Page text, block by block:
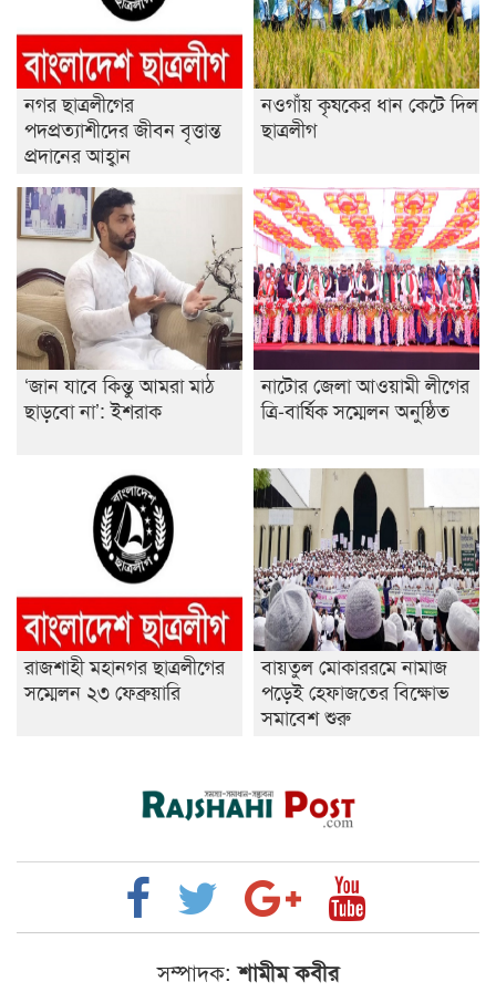
নগর ছাত্রলীগের
পদপ্রত্যাশীদের জীবন বৃত্তান্ত
প্রদানের আহ্বান
নওগাঁয় কৃষকের ধান কেটে দিল
ছাত্রলীগ
‘জান যাবে কিন্তু আমরা মাঠ
ছাড়বো না’: ইশরাক
নাটোর জেলা আওয়ামী লীগের
ত্রি-বার্ষিক সম্মেলন অনুষ্ঠিত
রাজশাহী মহানগর ছাত্রলীগের
সম্মেলন ২৩ ফেব্রুয়ারি
বায়তুল মোকাররমে নামাজ
পড়েই হেফাজতের বিক্ষোভ
সমাবেশ শুরু
সম্পাদক: শামীম কবীর